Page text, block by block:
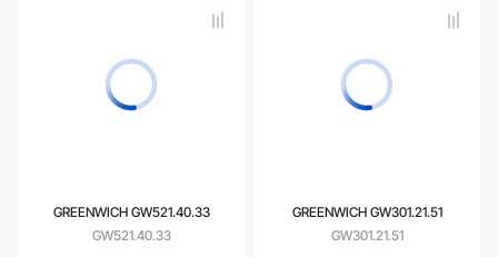
GREENWICH GW521.40.33
GW521.40.33
GREENWICH GW301.21.51
GW301.21.51